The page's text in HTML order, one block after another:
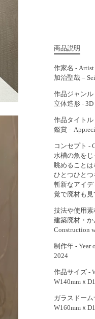
商品説明
作家名 - Artist
加治聖哉 –
作品ジャンル
立体造形 -
作品タイトル
鑑賞 -
コンセプト -
水槽の魚を
眺めることは
ひとつひとつ
斬新なアイ
覚で廃材も見
技法や使用素
建築廃材・
Construction
制作年 - Year
2024
作品サイズ -
W140mmｘ
ガラスドー
W160mmｘ